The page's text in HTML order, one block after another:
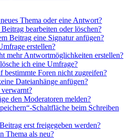
Thema oder eine Antwort?
bearbeiten oder löschen?
Beitrag eine Signatur anfügen?
erstellen?
mehr Antwortmöglichkeiten erstellen?
ich eine Umfrage?
bestimmte Foren nicht zugreifen?
Dateianhänge anfügen?
den Moderatoren melden?
Schaltfläche beim Schreiben
erst freigegeben werden?
Thema als neu?